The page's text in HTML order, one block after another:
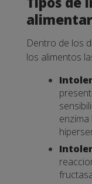
Dentro de los
los alimentos